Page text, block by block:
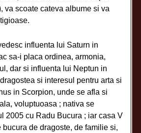
va scoate cateva albume si va
influenta lui Saturn in
sa-i placa ordinea, armonia,
dar si influenta lui Neptun in
si interesul pentru arta si
in Scorpion, unde se afla si
voluptuoasa ; nativa se
2005 cu Radu Bucura ; iar casa V
bucura de dragoste, de familie si,